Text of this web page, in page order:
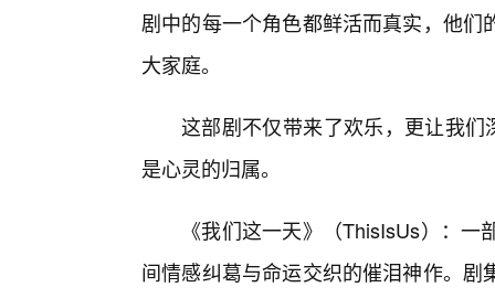
剧中的每一个角色都鲜活而真实，他
大家庭。
这部剧不仅带来了欢乐，更让我们
是心灵的归属。
《我们这一天》（ThisIsUs）：
间情感纠葛与命运交织的催泪神作。